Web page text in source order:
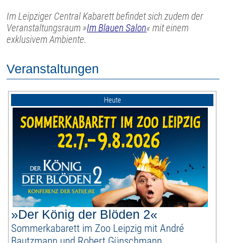
Im Leipziger Central Kabarett befindet sich zudem der
Veranstaltungsraum »Im Blauen Salon« mit einem
exklusivem Ambiente.
Veranstaltungen
Heute
»Der König der Blöden 2«
Sommerkabarett im Zoo Leipzig mit André